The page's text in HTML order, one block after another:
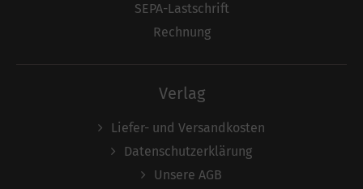
SEPA-Lastschrift
Rechnung
Verlag
Liefer- und Versandkosten
Datenschutzerklärung
Unsere AGB